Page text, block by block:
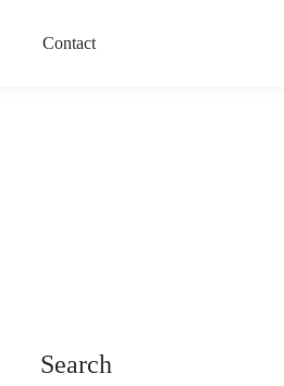
Contact
Search